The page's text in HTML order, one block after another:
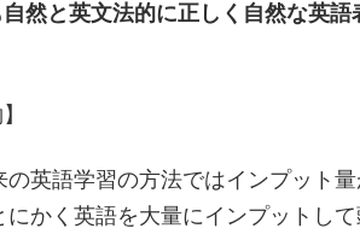
然と英文法的に正しく自然な英
の英語学習の方法ではインプット
にかく英語を大量にインプットし